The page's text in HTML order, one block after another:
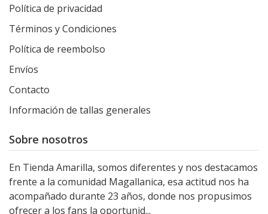
Política de privacidad
Términos y Condiciones
Política de reembolso
Envíos
Contacto
Información de tallas generales
Sobre nosotros
En Tienda Amarilla, somos diferentes y nos destacamos
frente a la comunidad Magallanica, esa actitud nos ha
acompañado durante 23 años, donde nos propusimos
ofrecer a los fans la oportunid...